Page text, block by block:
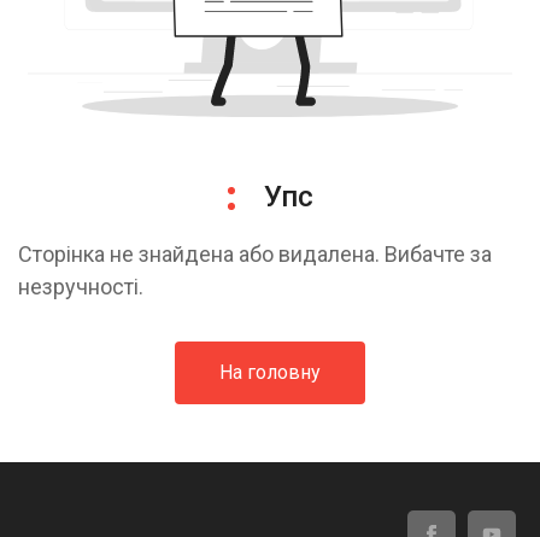
Упс
Сторінка не знайдена або видалена. Вибачте за
незручності.
На головну